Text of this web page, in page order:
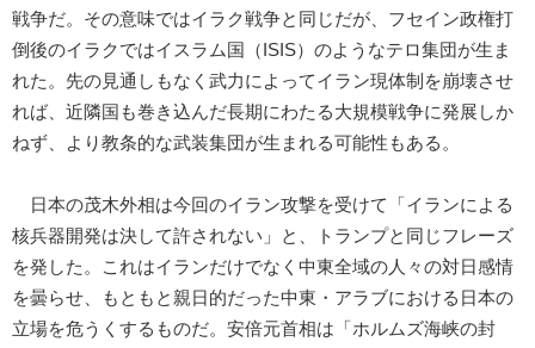
戦争だ。その意味ではイラク戦争と同じだが、フセイン政権打
倒後のイラクではイスラム国（ISIS）のようなテロ集団が生ま
れた。先の見通しもなく武力によってイラン現体制を崩壊させ
れば、近隣国も巻き込んだ長期にわたる大規模戦争に発展しか
ねず、より教条的な武装集団が生まれる可能性もある。
日本の茂木外相は今回のイラン攻撃を受けて「イランによる
核兵器開発は決して許されない」と、トランプと同じフレーズ
を発した。これはイランだけでなく中東全域の人々の対日感情
を曇らせ、もともと親日的だった中東・アラブにおける日本の
立場を危うくするものだ。安倍元首相は「ホルムズ海峡の封